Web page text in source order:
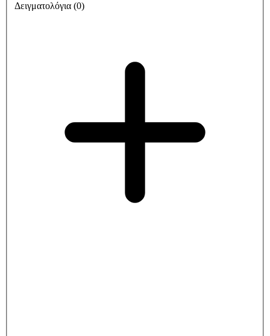
Δειγματολόγια (0)